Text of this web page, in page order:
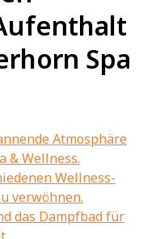
Spa
Atmosphäre
& Wellness.
Wellness-
verwöhnen.
das Dampfbad für